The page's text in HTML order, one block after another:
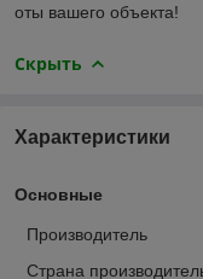
оты вашего объекта!
Скрыть
Характеристики
Основные
Производитель
Страна